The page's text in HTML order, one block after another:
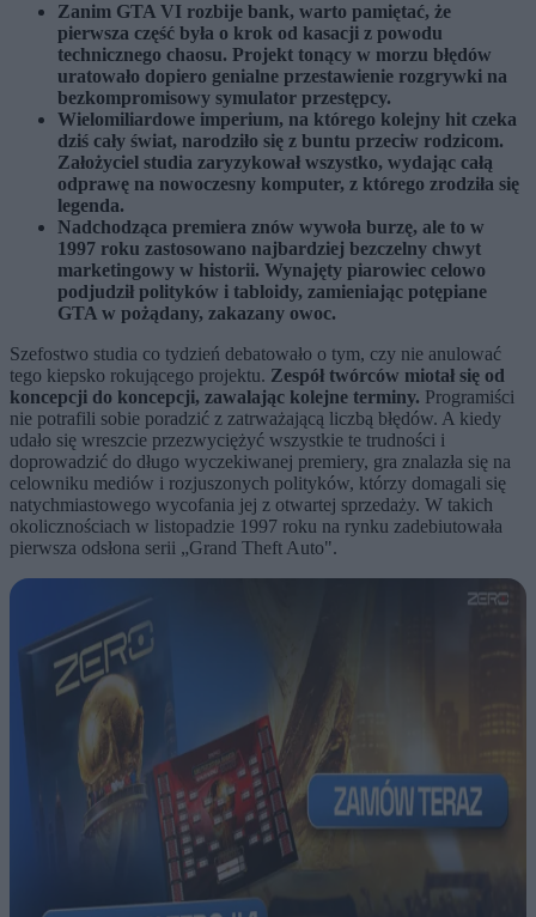
Zanim GTA VI rozbije bank, warto pamiętać, że
pierwsza część była o krok od kasacji z powodu
technicznego chaosu. Projekt tonący w morzu błędów
uratowało dopiero genialne przestawienie rozgrywki na
bezkompromisowy symulator przestępcy.
Wielomiliardowe imperium, na którego kolejny hit czeka
dziś cały świat, narodziło się z buntu przeciw rodzicom.
Założyciel studia zaryzykował wszystko, wydając całą
odprawę na nowoczesny komputer, z którego zrodziła się
legenda.
Nadchodząca premiera znów wywoła burzę, ale to w
1997 roku zastosowano najbardziej bezczelny chwyt
marketingowy w historii. Wynajęty piarowiec celowo
podjudził polityków i tabloidy, zamieniając potępiane
GTA w pożądany, zakazany owoc.
Szefostwo studia co tydzień debatowało o tym, czy nie anulować
tego kiepsko rokującego projektu. Zespół twórców miotał się od
koncepcji do koncepcji, zawalając kolejne terminy. Programiści
nie potrafili sobie poradzić z zatrważającą liczbą błędów. A kiedy
udało się wreszcie przezwyciężyć wszystkie te trudności i
doprowadzić do długo wyczekiwanej premiery, gra znalazła się na
celowniku mediów i rozjuszonych polityków, którzy domagali się
natychmiastowego wycofania jej z otwartej sprzedaży. W takich
okolicznościach w listopadzie 1997 roku na rynku zadebiutowała
pierwsza odsłona serii „Grand Theft Auto".